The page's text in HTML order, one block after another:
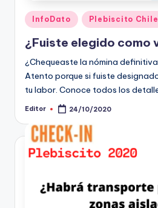
Publicado
en
InfoDato Plebiscito Chile
¿Fuiste elegido como
¿Chequeaste la nómina
Atento porque si fuiste
tu labor. Conoce todos los
Publicado
Editor 24/10/2020